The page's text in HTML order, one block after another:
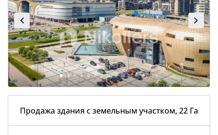
Продажа здания с земельным участком, 22 Га